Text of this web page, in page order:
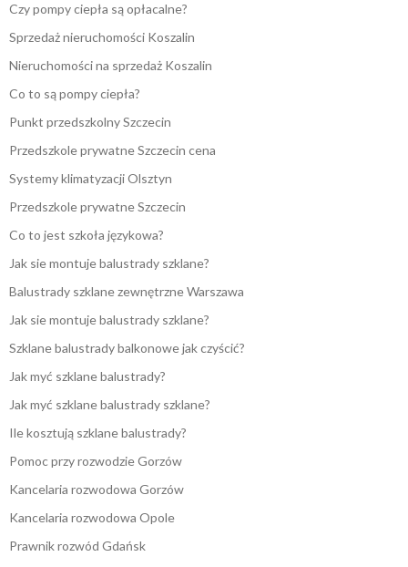
Czy pompy ciepła są opłacalne?
Sprzedaż nieruchomości Koszalin
Nieruchomości na sprzedaż Koszalin
Co to są pompy ciepła?
Punkt przedszkolny Szczecin
Przedszkole prywatne Szczecin cena
Systemy klimatyzacji Olsztyn
Przedszkole prywatne Szczecin
Co to jest szkoła językowa?
Jak sie montuje balustrady szklane?
Balustrady szklane zewnętrzne Warszawa
Jak sie montuje balustrady szklane?
Szklane balustrady balkonowe jak czyścić?
Jak myć szklane balustrady?
Jak myć szklane balustrady szklane?
Ile kosztują szklane balustrady?
Pomoc przy rozwodzie Gorzów
Kancelaria rozwodowa Gorzów
Kancelaria rozwodowa Opole
Prawnik rozwód Gdańsk